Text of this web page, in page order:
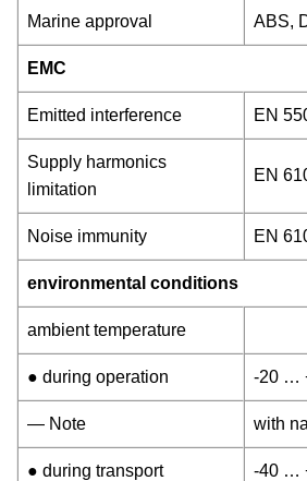
Marine approval ABS,
EMC
Emitted interference EN
Supply harmonics
limitation
EN
Noise immunity EN
environmental conditions
ambient temperature
● during operation -20 …
— Note with
● during transport -40 …